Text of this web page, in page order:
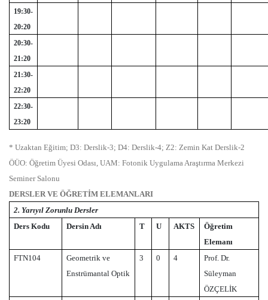
19:30-
20:20
20:30-
21:20
21:30-
22:20
22:30-
23:20
* Uzaktan Eğitim; D3: Derslik-3; D4: Derslik-4; Z2: Zemin Kat Derslik-2
ÖÜO: Öğretim Üyesi Odası, UAM: Fotonik Uygulama Araştırma Merkezi
Seminer Salonu
DERSLER VE ÖĞRETİM ELEMANLARI
2. Yarıyıl Zorunlu Dersler
Ders Kodu
Dersin Adı T U AKTS
Öğretim
Elemanı
FTN104
Geometrik ve
Enstrümantal Optik
3 0 4
Prof. Dr.
Süleyman
ÖZÇELİK